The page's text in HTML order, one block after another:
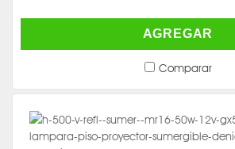
AGREGAR
Comparar